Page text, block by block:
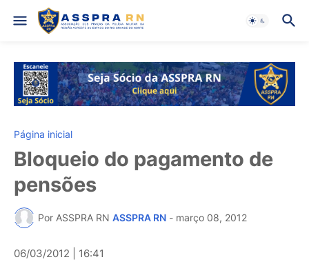
Página inicial
Bloqueio do pagamento de
pensões
Por ASSPRA RN ASSPRA RN - março 08, 2012
06/03/2012 | 16:41